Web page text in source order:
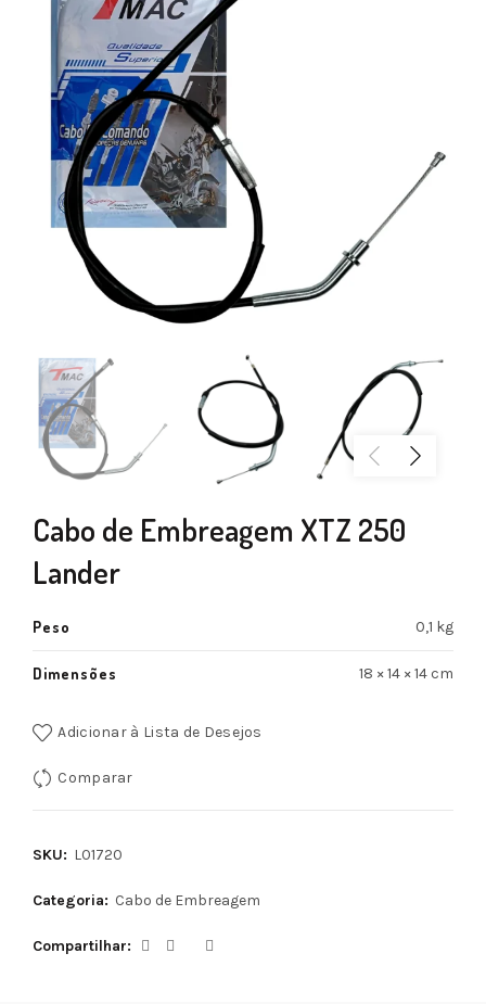
Cabo de Embreagem XTZ 250
Lander
Peso 0,1 kg
Dimensões 18 × 14 × 14 cm
Adicionar à Lista de Desejos
Comparar
SKU: L01720
Categoria: Cabo de Embreagem
Compartilhar